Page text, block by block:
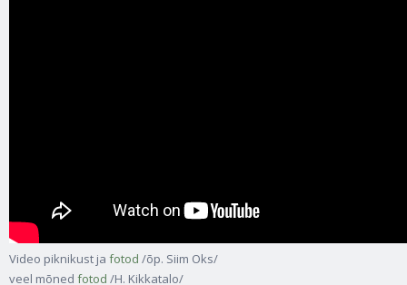
Video piknikust ja fotod /õp. Siim Oks/
veel mõned fotod /H. Kikkatalo/